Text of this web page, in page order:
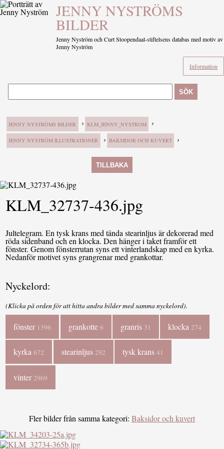
JENNY NYSTRÖMS
BILDER
Jenny Nyström och Curt Stoopendaal-stiftelsens databas med motiv av
Jenny Nyström
Information
SÖK
JENNY NYSTRÖMS BILDER › KLM_JENNY_NYSTROM ›
JENNY NYSTRÖM ILLUSTRATIONER › BAKSIDOR OCH KUVERT ›
TILLBAKA
KLM_32737-436.jpg
Jultelegram. En tysk krans med tända stearinljus är dekorerad med
röda sidenband och en klocka. Den hänger i taket framför ett
fönster. Genom fönsterrutan syns ett vinterlandskap med en kyrka.
Nedanför motivet syns grangrenar med grankottar.
Nyckelord:
(Klicka på orden för att hitta andra bilder med samma nyckelord).
fönster 1396 grankotte 6 granris 31 klocka 274
kyrka672 stearinljus 292 tysk krans 41
vinter 2969
Fler bilder från samma kategori: Baksidor och kuvert